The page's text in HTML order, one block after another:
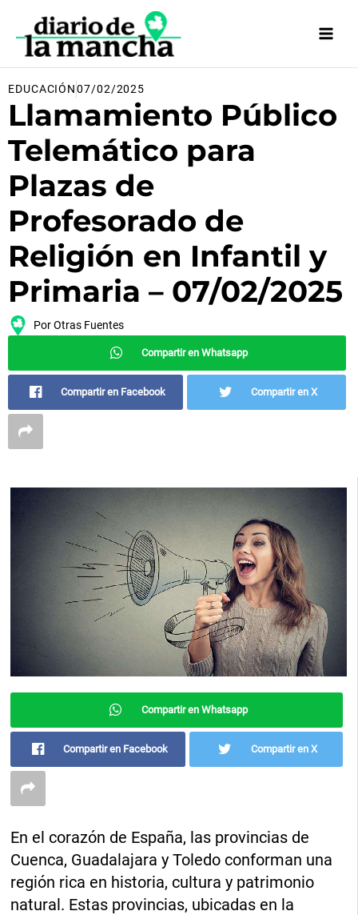
contenido
EDUCACIÓN07/02/2025
Llamamiento Público
Telemático para
Plazas de
Profesorado de
Religión en Infantil y
Primaria – 07/02/2025
PorOtras Fuentes
Compartir en Whatsapp
Compartir en Facebook Compartir en X
Compartir en Whatsapp
Compartir en Facebook Compartir en X
En el corazón de España, las provincias de
Cuenca, Guadalajara y Toledo conforman una
región rica en historia, cultura y patrimonio
natural. Estas provincias, ubicadas en la